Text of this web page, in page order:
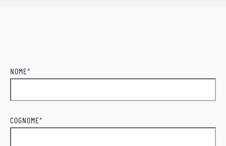
NOME*
COGNOME*